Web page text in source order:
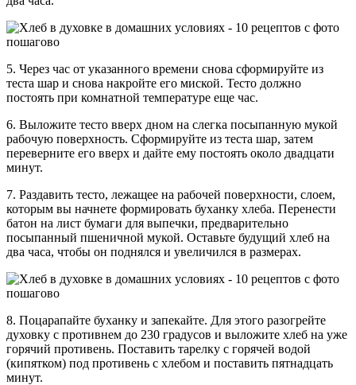
5. Через час от указанного времени снова сформируйте из
теста шар и снова накройте его миской. Тесто должно
постоять при комнатной температуре еще час.
6. Выложите тесто вверх дном на слегка посыпанную мукой
рабочую поверхность. Сформируйте из теста шар, затем
переверните его вверх и дайте ему постоять около двадцати
минут.
7. Раздавить тесто, лежащее на рабочей поверхности, слоем,
которым вы начнете формировать буханку хлеба. Перенести
батон на лист бумаги для выпечки, предварительно
посыпанный пшеничной мукой. Оставьте будущий хлеб на
два часа, чтобы он поднялся и увеличился в размерах.
8. Поцарапайте буханку и запекайте. Для этого разогрейте
духовку с противнем до 230 градусов и выложите хлеб на уже
горячий противень. Поставить тарелку с горячей водой
(кипятком) под противень с хлебом и поставить пятнадцать
минут.